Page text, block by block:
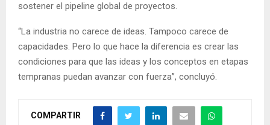
sostener el pipeline global de proyectos.
“La industria no carece de ideas. Tampoco carece de
capacidades. Pero lo que hace la diferencia es crear las
condiciones para que las ideas y los conceptos en etapas
tempranas puedan avanzar con fuerza”, concluyó.
COMPARTIR